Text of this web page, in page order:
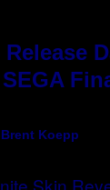
Brent Koepp